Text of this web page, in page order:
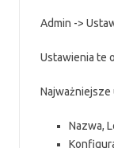
Admin ->
Ustawienia te
Najważniejsze
Nazwa,